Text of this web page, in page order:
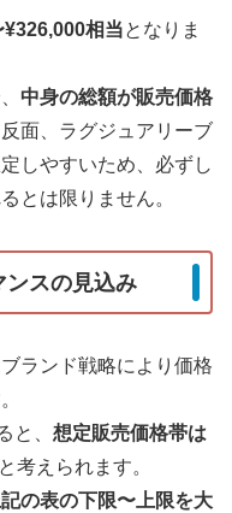
相当となりま
中身の総額が販売価格
面、ラグジュアリーブ
しやすいため、必ずし
とは限りません。
ンスの見込み
ランド戦略により価格
と、 想定販売価格帯は
考えられます。
の表の下限〜上限を大